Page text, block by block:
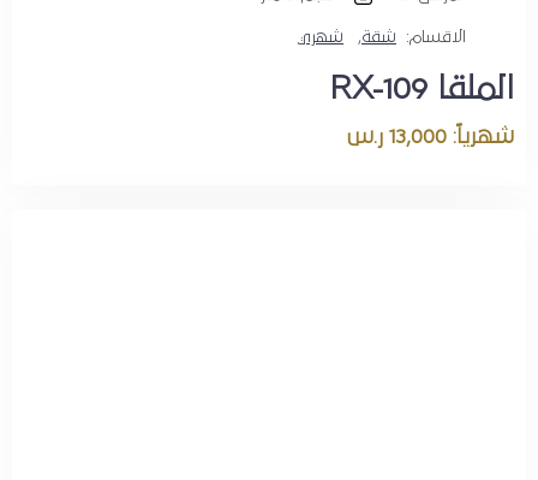
الملقا RX-109
شهرياً: 13,000 ر.س
الاقسام: شقة, شهري